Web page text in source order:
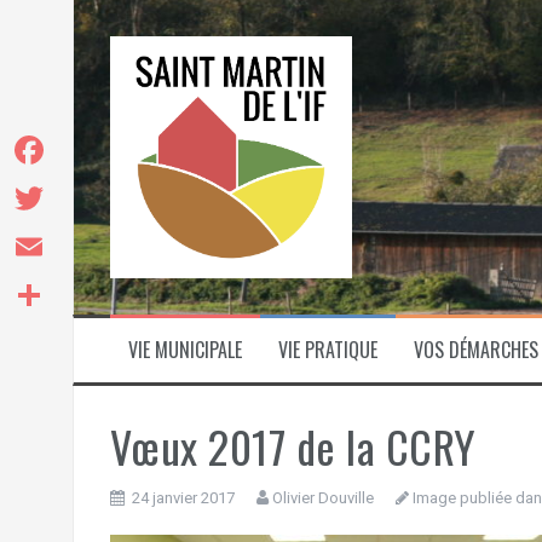
VIE MUNICIPALE VIE PRATIQUE VOS DÉMARCHES
Vœux 2017 de la CCRY
24 janvier 2017 Olivier Douville Image publiée
F
T